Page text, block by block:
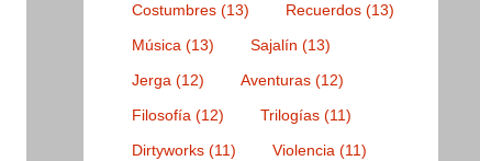
Costumbres (13) Recuerdos (13)
Música (13) Sajalín (13)
Jerga (12) Aventuras (12)
Filosofía (12) Trilogías (11)
Dirtyworks (11) Violencia (11)